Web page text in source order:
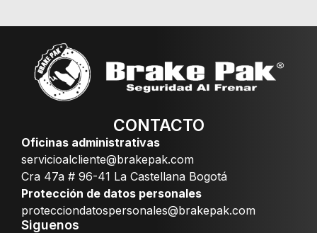
CONTACTO
Oficinas administrativas
servicioalcliente@brakepak.com
Cra 47a # 96-41 La Castellana Bogotá
Protección de datos personales
protecciondatospersonales@brakepak.com
Siguenos